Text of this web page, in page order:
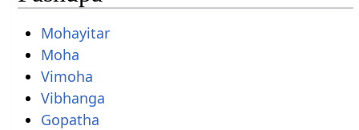
Mohayitar
Moha
Vimoha
Vibhanga
Gopatha